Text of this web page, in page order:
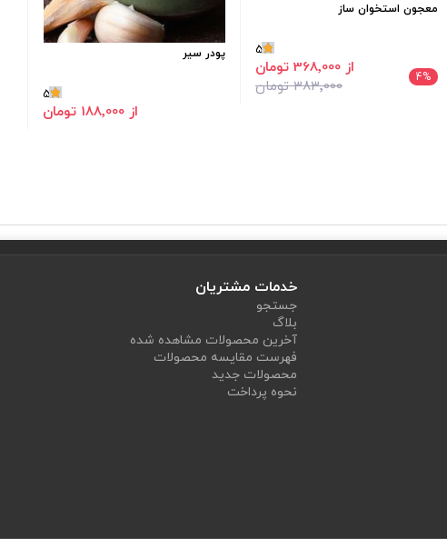
معجون استخوان ساز
5
4% 383٬000 تومان
از 368٬000 تومان
پودر سیر
5
از 188٬000 تومان
خدمات مشتریان
جستجو
بلاگ
آخرین محصولات مشاهده شده
فهرست مقایسه محصولات
محصولات جدید
نحوه پرداخت